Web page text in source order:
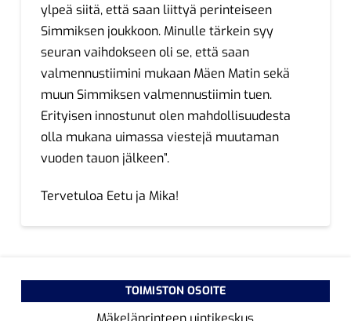
ylpeä siitä, että saan liittyä perinteiseen
Simmiksen joukkoon. Minulle tärkein syy
seuran vaihdokseen oli se, että saan
valmennustiimini mukaan Mäen Matin sekä
muun Simmiksen valmennustiimin tuen.
Erityisen innostunut olen mahdollisuudesta
olla mukana uimassa viestejä muutaman
vuoden tauon jälkeen”.
Tervetuloa Eetu ja Mika!
TOIMISTON OSOITE